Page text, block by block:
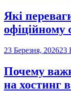
Які
офіційному
23 Березня, 202623
Почему
на хостинг